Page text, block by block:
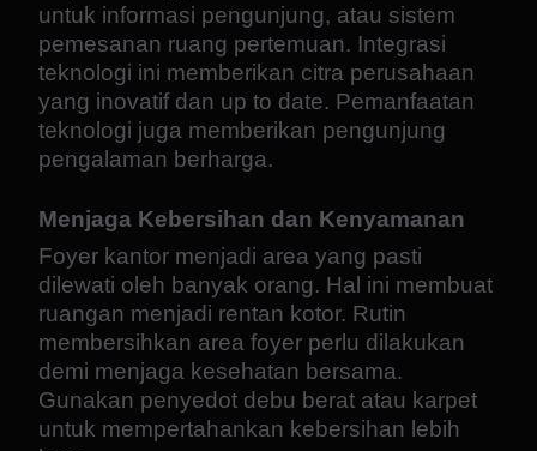
untuk informasi pengunjung, atau sistem
pemesanan ruang pertemuan. Integrasi
teknologi ini memberikan citra perusahaan
yang inovatif dan up to date. Pemanfaatan
teknologi juga memberikan pengunjung
pengalaman berharga.
Menjaga Kebersihan dan Kenyamanan
Foyer kantor menjadi area yang pasti
dilewati oleh banyak orang. Hal ini membuat
ruangan menjadi rentan kotor. Rutin
membersihkan area foyer perlu dilakukan
demi menjaga kesehatan bersama.
Gunakan penyedot debu berat atau karpet
untuk mempertahankan kebersihan lebih